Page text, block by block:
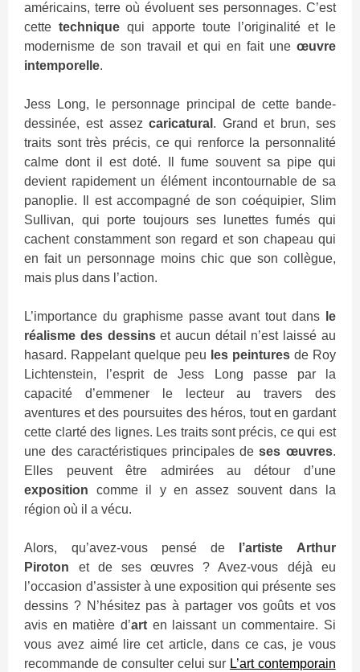
américains, terre où évoluent ses personnages. C’est
cettetechnique qui apporte toute l’originalité et le
modernisme de son travail et qui en fait une œuvre
intemporelle.
Jess Long, le personnage principal de cette bande-
dessinée, est assezcaricatural . Grand et brun, ses
traits sont très précis, ce qui renforce la personnalité
calme dont il est doté. Il fume souvent sa pipe qui
devient rapidement un élément incontournable de sa
panoplie. Il est accompagné de son coéquipier, Slim
Sullivan, qui porte toujours ses lunettes fumés qui
cachent constamment son regard et son chapeau qui
en fait un personnage moins chic que son collègue,
mais plus dans l’action.
L’importance du graphisme passe avant tout dans
le
réalisme des dessinset aucun détail n’est laissé au
hasard. Rappelant quelque peu les peintures de Roy
Lichtenstein, l’esprit de Jess Long passe par la
capacité d’emmener le lecteur au travers des
aventures et des poursuites des héros, tout en gardant
cette clarté des lignes. Les traits sont précis, ce qui est
une des caractéristiques principales deses œuvres.
Elles peuvent être admirées au détour d’une
exposition comme il y en assez souvent dans la
région où il a vécu.
Alors, qu’avez-vous pensé de
l’artiste Arthur
Piroton et de ses œuvres ? Avez-vous déjà eu
l’occasion d’assister à une exposition qui présente ses
dessins ? N’hésitez pas à partager vos goûts et vos
avis en matière d’art en laissant un commentaire. Si
vous avez aimé lire cet article, dans ce cas, je vous
recommande de consulter celui sur L’art contemporain